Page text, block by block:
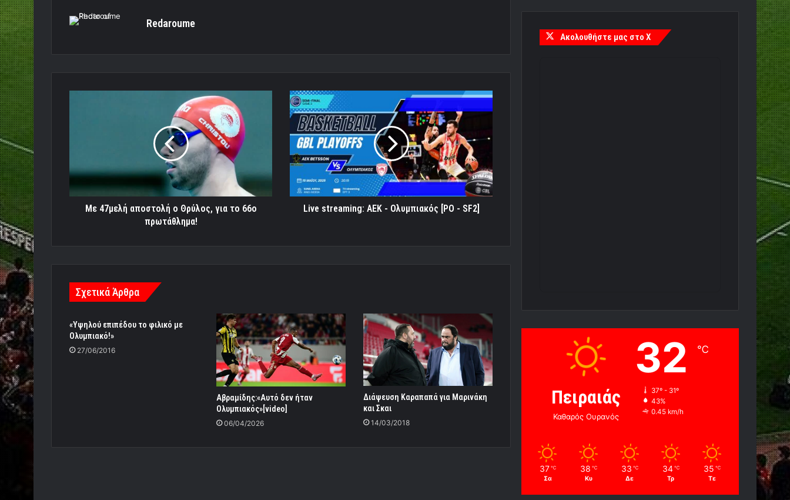
Redaroume
το
πρωτάθλημα!
Με 47μελή αποστολή ο Θρύλος, για το 66ο
πρωτάθλημα!
Live
streaming:
ΑΕΚ
-
Ολυμπιακός
[PO
SF2]
Live streaming: ΑΕΚ - Ολυμπιακός [PO - SF2]
Σχετικά Άρθρα
«Υψηλού επιπέδου το φιλικό με
Ολυμπιακό!»
27/06/2016
Aβραμίδης:«Αυτό δεν ήταν
Ολυμπιακός»[video]
06/04/2026
Διάψευση Καραπαπά για Μαρινάκη
και Σκαι
14/03/2018
Ακολουθήστε μας στο X
Πειραιάς
Καθαρός Ουρανός
32 ℃
37º - 31º
43%
0.45 km/h
37 ℃
Σα
38 ℃
Κυ
33 ℃
Δε
34 ℃
Τρ
35 ℃
Τε